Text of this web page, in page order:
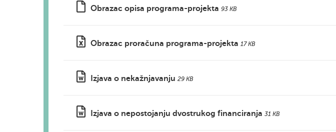
Obrazac opisa programa-projekta 93 KB
Obrazac proračuna programa-projekta 17 KB
Izjava o nekažnjavanju 29 KB
Izjava o nepostojanju dvostrukog financiranja 31 KB